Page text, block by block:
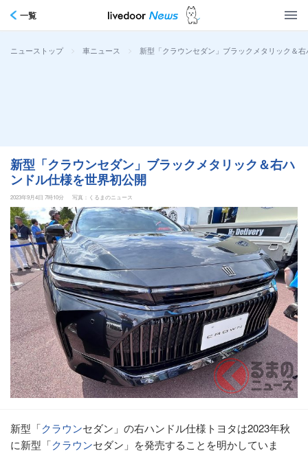
一覧
ニューストップ > 車ニュース > 新型「クラウンセダン」ブラックメタリック＆
新型「クラウンセダン」ブラックメタリック＆右ハ
ンドル仕様を世界初公開
2023年9月4日 7時10分 写真：くるまのニュース
新型「クラウンセダン」の右ハンドル仕様トヨタは2023年秋
に新型「クラウンセダン」を発売することを明かしていま